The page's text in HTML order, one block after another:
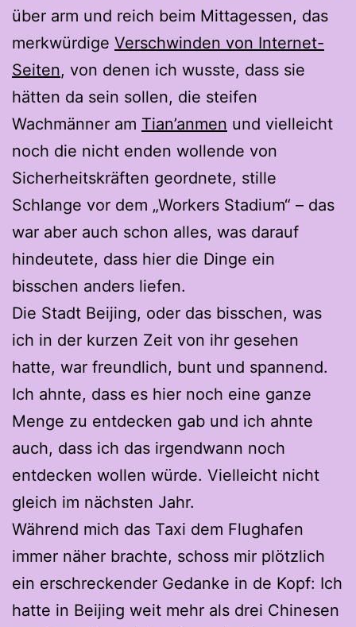
über arm und reich beim Mittagessen, das
merkwürdige Verschwinden von Internet-
Seiten, von denen ich wusste, dass sie
hätten da sein sollen, die steifen
Wachmänner am Tian’anmen und vielleicht
noch die nicht enden wollende von
Sicherheitskräften geordnete, stille
Schlange vor dem „Workers Stadium“ – das
war aber auch schon alles, was darauf
hindeutete, dass hier die Dinge ein
bisschen anders liefen.
Die Stadt Beijing, oder das bisschen, was
ich in der kurzen Zeit von ihr gesehen
hatte, war freundlich, bunt und spannend.
Ich ahnte, dass es hier noch eine ganze
Menge zu entdecken gab und ich ahnte
auch, dass ich das irgendwann noch
entdecken wollen würde. Vielleicht nicht
gleich im nächsten Jahr.
Während mich das Taxi dem Flughafen
immer näher brachte, schoss mir plötzlich
ein erschreckender Gedanke in de Kopf: Ich
hatte in Beijing weit mehr als drei Chinesen